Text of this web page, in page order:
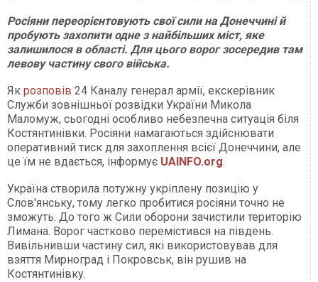
Росіяни переорієнтовують свої сили на Донеччині й
пробують захопити одне з найбільших міст, яке
залишилося в області. Для цього ворог зосередив там
левову частину свого війська.
Як розповів 24 Каналу генерал армії, екскерівник
Служби зовнішньої розвідки України Микола
Маломуж, сьогодні особливо небезпечна ситуація біля
Костянтинівки. Росіяни намагаються здійснювати
оперативний тиск для захоплення всієї Донеччини, але
це їм не вдається, інформує UAINFO.org.
Україна створила потужну укріплену позицію у
Слов'янську, тому легко пробитися росіяни точно не
зможуть. До того ж Сили оборони зачистили територію
Лимана. Ворог частково перемістився на південь.
Вивільнивши частину сил, які використовував для
взяття Мирноград і Покровськ, він рушив на
Костянтинівку.